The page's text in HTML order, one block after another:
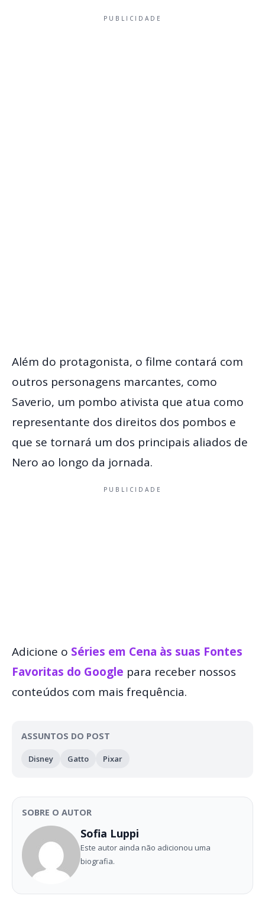
PUBLICIDADE
Além do protagonista, o filme contará com
outros personagens marcantes, como
Saverio, um pombo ativista que atua como
representante dos direitos dos pombos e
que se tornará um dos principais aliados de
Nero ao longo da jornada.
PUBLICIDADE
Adicione o Séries em Cena às suas Fontes
Favoritas do Google para receber nossos
conteúdos com mais frequência.
ASSUNTOS DO POST
Disney Gatto Pixar
SOBRE O AUTOR
Sofia Luppi
Este autor ainda não adicionou uma
biografia.